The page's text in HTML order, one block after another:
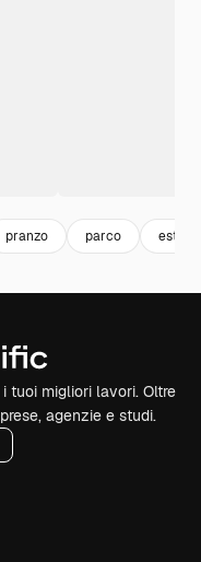
pranzo parco estate
tuoi migliori lavori. Oltre
agenzie e studi.